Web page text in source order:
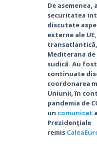
De
securitatea
discutate
externe ale
Mediterana
sudică. Au
continuate
coordonarea
Uniunii, în
pandemia de
un comunicat
Prezidenţiale
remis